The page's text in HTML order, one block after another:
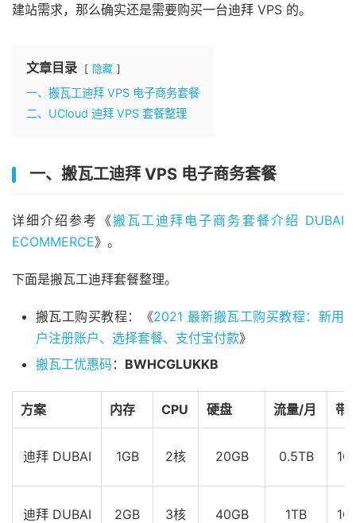
建站需求，那么确实还是需要购买一台迪拜 VPS 的。
文章目录 隐藏
一、搬瓦工迪拜 VPS 电子商务套餐
二、UCloud 迪拜 VPS 套餐整理
一、搬瓦工迪拜 VPS 电子商务套餐
详细介绍参考《搬瓦工迪拜电子商务套餐介绍 DUBAI
ECOMMERCE》。
下面是搬瓦工迪拜套餐整理。
搬瓦工购买教程：《2021 最新搬瓦工购买教程：新用
户注册账户、选择套餐、支付宝付款》
搬瓦工优惠码 ： BWHCGLUKKB
方案 内存 CPU 硬盘 流量/月 带
迪拜 DUBAI 1GB 2核 20GB 0.5TB
迪拜 DUBAI 2GB 3核 40GB 1TB